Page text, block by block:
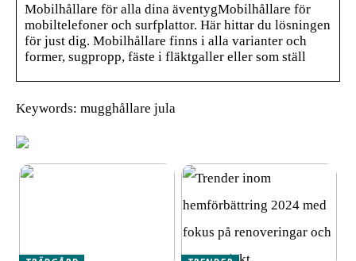
Mobilhållare för alla dina äventygMobilhållare för
mobiltelefoner och surfplattor. Här hittar du lösningen
för just dig. Mobilhållare finns i alla varianter och
former, sugpropp, fäste i fläktgaller eller som ställ
Keywords: mugghållare jula